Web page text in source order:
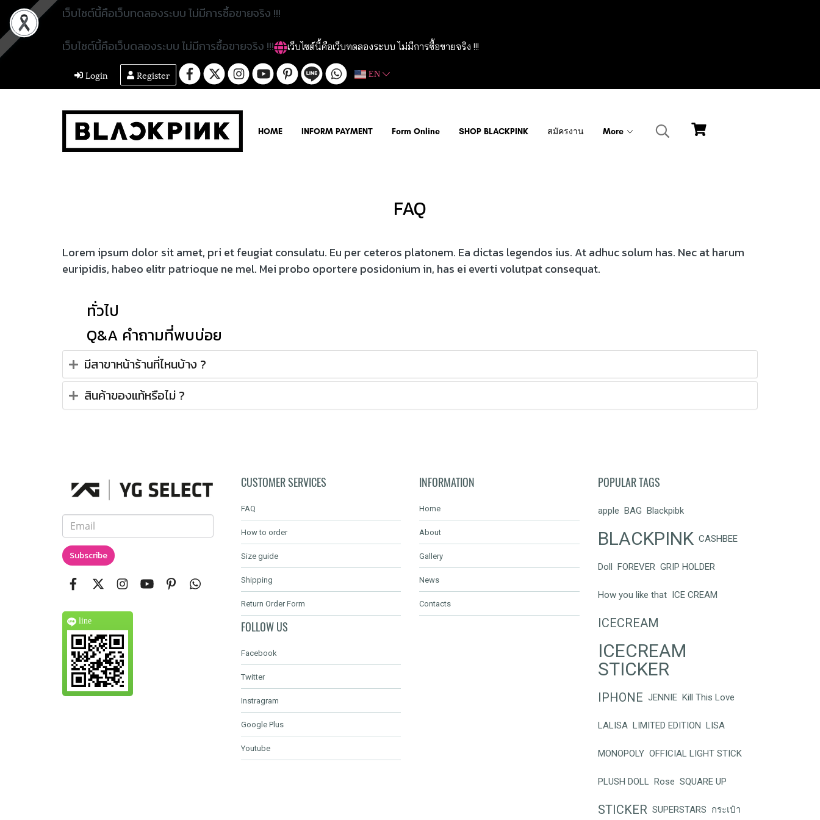
เว็บไซต์นี้คือเว็บทดลองระบบ ไม่มีการซื้อขายจริง !!!
เว็บไซต์นี้คือเว็บดลองระบบ ไม่มีการซื้อขายจริง !!!
เว็บไซต์นี้คือเว็บทดลองระบบ ไม่มีการซื้อขายจริง !!!
Login Register EN
HOME INFORM PAYMENT Form Online SHOP BLACKPINK สมัครงาน More
FAQ
Lorem ipsum dolor sit amet, pri et feugiat consulatu. Eu per ceteros platonem. Ea dictas legendos ius. At adhuc solum has. Nec at harum
euripidis, habeo elitr patrioque ne mel. Mei probo oportere posidonium in, has ei everti volutpat consequat.
ทั่วไป
Q&A คำถามที่พบบ่อย
มีสาขาหน้าร้านที่ไหนบ้าง ?
สินค้าของแท้หรือไม่ ?
Subscribe
line
CUSTOMER SERVICES
FAQ
How to order
Size guide
Shipping
Return Order Form
INFORMATION
Home
About
Gallery
News
Contacts
FOLLOW US
Facebook
Twitter
Instragram
Google Plus
Youtube
POPULAR TAGS
apple BAG Blackpibk
BLACKPINK CASHBEE
Doll FOREVER GRIP HOLDER
How you like that ICE CREAM
ICECREAM
ICECREAM
STICKER
IPHONE JENNIE Kill This Love
LALISA LIMITED EDITION LISA
MONOPOLY OFFICIAL LIGHT STICK
PLUSH DOLL Rose SQUARE UP
STICKER SUPERSTARS กระเป๋า